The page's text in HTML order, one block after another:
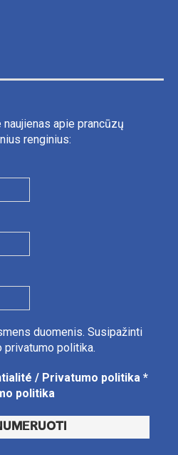
apie prancūzų
renginius:
duomenis. Susipažinti
privatumo politika.
/ Privatumo politika *
politika